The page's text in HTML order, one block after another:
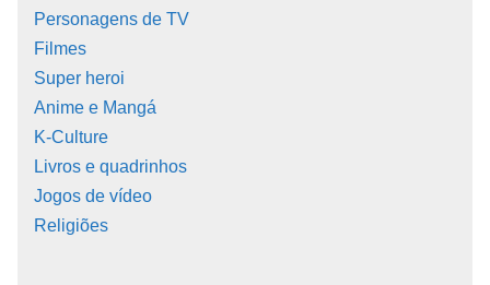
Personagens de TV
Filmes
Super heroi
Anime e Mangá
K-Culture
Livros e quadrinhos
Jogos de vídeo
Religiões